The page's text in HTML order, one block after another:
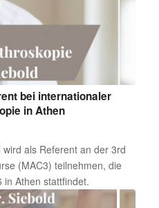
bei internationaler
in Athen
als Referent an der 3rd
(MAC3) teilnehmen, die
Athen stattfindet.